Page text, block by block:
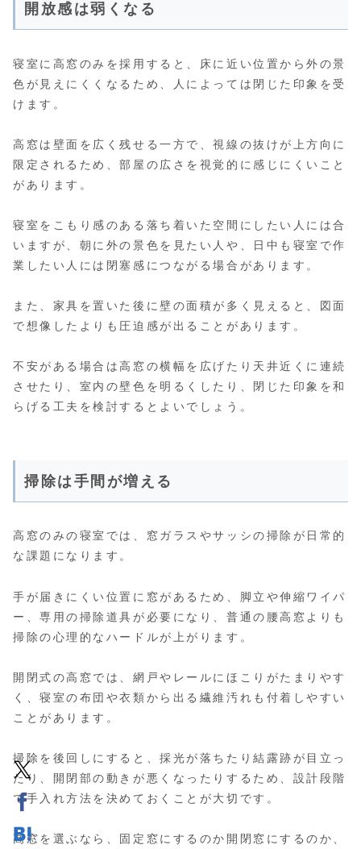
開放感は弱くなる
寝室に高窓のみを採用すると、床に近い位置から外の景
色が見えにくくなるため、人によっては閉じた印象を受
けます。
高窓は壁面を広く残せる一方で、視線の抜けが上方向に
限定されるため、部屋の広さを視覚的に感じにくいこと
があります。
寝室をこもり感のある落ち着いた空間にしたい人には合
いますが、朝に外の景色を見たい人や、日中も寝室で作
業したい人には閉塞感につながる場合があります。
また、家具を置いた後に壁の面積が多く見えると、図面
で想像したよりも圧迫感が出ることがあります。
不安がある場合は高窓の横幅を広げたり天井近くに連続
させたり、室内の壁色を明るくしたり、閉じた印象を和
らげる工夫を検討するとよいでしょう。
掃除は手間が増える
高窓のみの寝室では、窓ガラスやサッシの掃除が日常的
な課題になります。
手が届きにくい位置に窓があるため、脚立や伸縮ワイパ
ー、専用の掃除道具が必要になり、普通の腰高窓よりも
掃除の心理的なハードルが上がります。
開閉式の高窓では、網戸やレールにほこりがたまりやす
く、寝室の布団や衣類から出る繊維汚れも付着しやすい
ことがあります。
掃除を後回しにすると、採光が落ちたり結露跡が目立っ
たり、開閉部の動きが悪くなったりするため、設計段階
で手入れ方法を決めておくことが大切です。
高窓を選ぶなら、固定窓にするのか開閉窓にするのか、